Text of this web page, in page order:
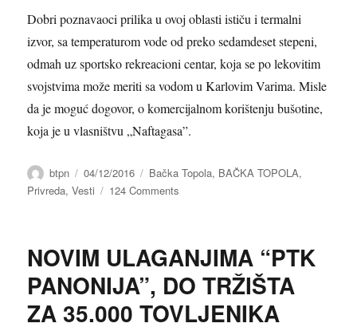
Dobri poznavaoci prilika u ovoj oblasti ističu i termalni
izvor, sa temperaturom vode od preko sedamdeset stepeni,
odmah uz sportsko rekreacioni centar, koja se po lekovitim
svojstvima može meriti sa vodom u Karlovim Varima. Misle
daje mogućdogovor, o komercijalnom korištenju bušotine,
koja je u vlasništvu „Naftagasa”.
Author
btpn
Posted
on
04/12/2016 Categories
Bačka Topola, BAČKA TOPOLA,
Privreda,Vesti 124 Comments
VRAĆA
BAČKOJ
TOPOLI
NOVIM ULAGANJIMA “PTK
PANONIJA”, DO TRŽIŠTA
ZA 35.000 TOVLJENIKA